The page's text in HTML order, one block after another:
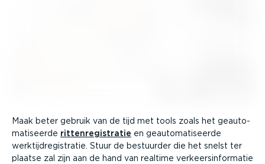
Maak beter gebruik van de tijd met tools zoals het geauto­
ma­ti­seerde ritten­re­gi­stratie en geauto­ma­ti­seerde
werktijd­re­gi­stratie. Stuur de bestuurder die het snelst ter
plaatse zal zijn aan de hand van realtime verkeers­in­for­matie